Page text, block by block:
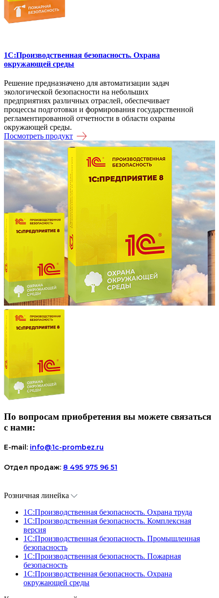
1C:Производственная безопасность. Охрана
окружающей среды
Решение предназначено для автоматизации задач
экологической безопасности на небольших
предприятиях различных отраслей, обеспечивает
процессы подготовки и формирования государственной
регламентированной отчетности в области охраны
окружающей среды.
Посмотреть продукт
По вопросам приобретения вы можете связаться
с нами:
E-mail: info@1c-prombez.ru
Отдел продаж: 8 495 975 96 51
Розничная линейка
1C:Производственная безопасность. Охрана труда
1C:Производственная безопасность. Комплексная
версия
1C:Производственная безопасность. Промышленная
безопасность
1C:Производственная безопасность. Пожарная
безопасность
1C:Производственная безопасность. Охрана
окружающей среды